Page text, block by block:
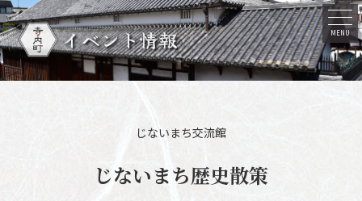
MENU
イベント情報
じないまち交流館
じないまち歴史散策